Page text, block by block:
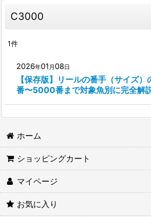
C3000
1件
2026年01 月08日
【保存版】リールの番手（サイズ
番〜5000番まで対象魚別に完全解
ホーム
ショッピングカート
マイページ
お気に入り